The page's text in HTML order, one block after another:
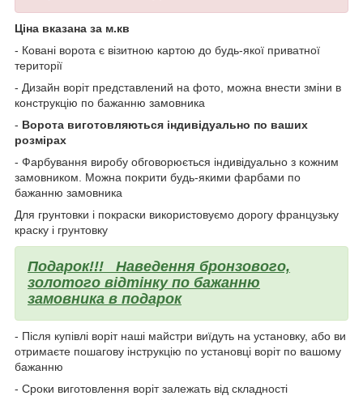
Ціна вказана за м.кв
- Ковані ворота є візитною картою до будь-якої приватної
території
- Дизайн воріт представлений на фото, можна внести зміни в
конструкцію по бажанню замовника
- Ворота виготовляються індивідуально по ваших
розмірах
- Фарбування виробу обговорюється індивідуально з кожним
замовником. Можна покрити будь-якими фарбами по
бажанню замовника
Для грунтовки і покраски використовуємо дорогу французьку
краску і грунтовку
Подарок!!! Наведення бронзового,
золотого відтінку по бажанню
замовника в подарок
- Після купівлі воріт наші майстри виїдуть на установку, або ви
отримаєте пошагову інструкцію по установці воріт по вашому
бажанню
- Сроки виготовлення воріт залежать від складності